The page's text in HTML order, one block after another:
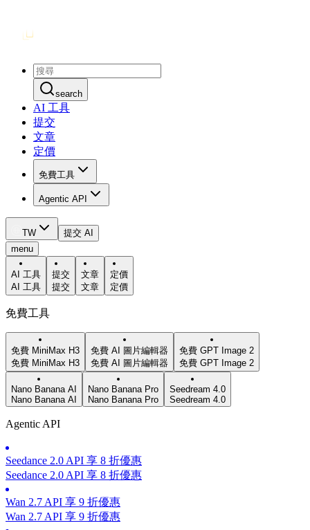
search
AI 工具
提交
文章
定價
免費工具
Agentic API
TW
提交 AI
menu
AI 工具
AI 工具
提交
提交
文章
文章
定價
定價
免費工具
免費 MiniMax H3
免費 MiniMax H3
免費 AI 圖片編輯器
免費 AI 圖片編輯器
免費 GPT Image 2
免費 GPT Image 2
Nano Banana AI
Nano Banana AI
Nano Banana Pro
Nano Banana Pro
Seedream 4.0
Seedream 4.0
Agentic API
Seedance 2.0 API 享 8 折優惠
Seedance 2.0 API 享 8 折優惠
Wan 2.7 API 享 9 折優惠
Wan 2.7 API 享 9 折優惠